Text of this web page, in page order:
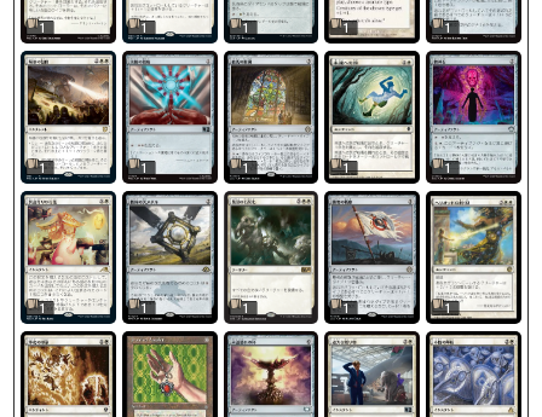
1 1 1 1 1
1 1 1 1 1
1 1 1 1 1